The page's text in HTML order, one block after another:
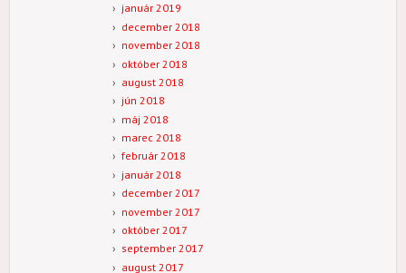
január 2019
december 2018
november 2018
október 2018
august 2018
jún 2018
máj 2018
marec 2018
február 2018
január 2018
december 2017
november 2017
október 2017
september 2017
august 2017